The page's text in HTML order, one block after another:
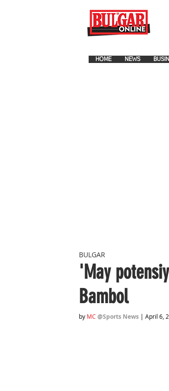
NEWS
HOME
'May
Bambol
BULGAR
by MC @Sports News | April 6,